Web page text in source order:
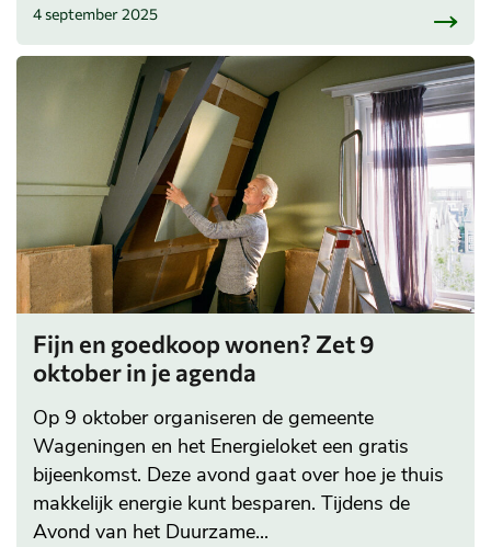
4 september 2025
Fijn en goedkoop wonen? Zet 9
oktober in je agenda
Op 9 oktober organiseren de gemeente
Wageningen en het Energieloket een gratis
bijeenkomst. Deze avond gaat over hoe je thuis
makkelijk energie kunt besparen. Tijdens de
Avond van het Duurzame...